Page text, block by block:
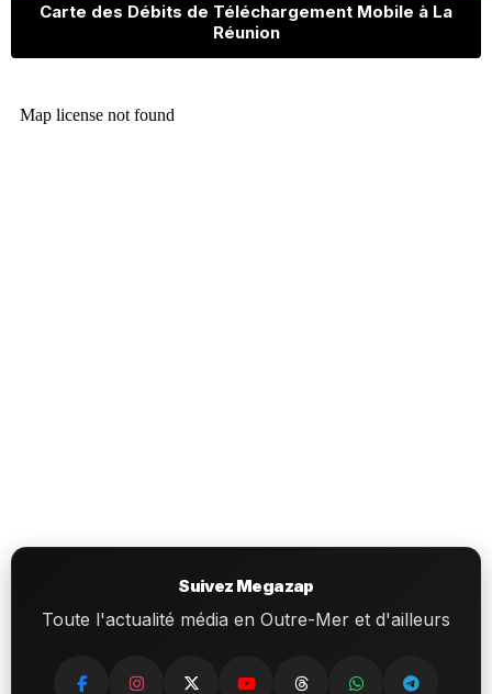
Carte des Débits de Téléchargement Mobile à La
Réunion
Suivez Megazap
Toute l'actualité média en Outre-Mer et d'ailleurs